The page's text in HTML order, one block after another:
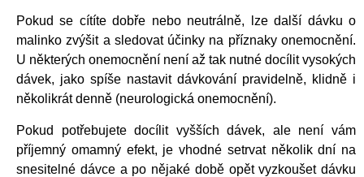
Pokud se cítíte dobře nebo neutrálně, lze další dávku o
malinko zvýšit a sledovat účinky na příznaky onemocnění.
U některých onemocnění není až tak nutné docílit vysokých
dávek, jako spíše nastavit dávkování pravidelně, klidně i
několikrát denně (neurologická onemocnění).
Pokud potřebujete docílit vyšších dávek, ale není vám
příjemný omamný efekt, je vhodné setrvat několik dní na
snesitelné dávce a po nějaké době opět vyzkoušet dávku